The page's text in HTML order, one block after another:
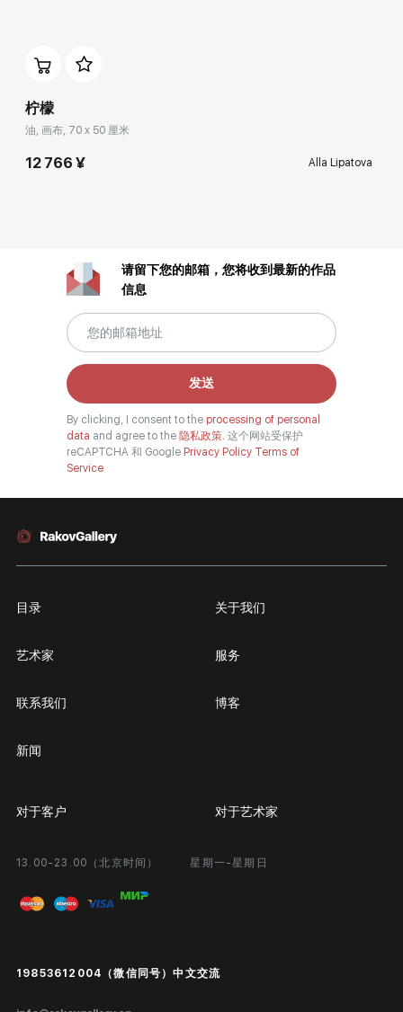
柠檬
油, 画布, 70 x 50 厘米
12 766 ¥ Alla Lipatova
请留下您的邮箱，您将收到最新的作品
信息
发送
By clicking, I consent to the processing of personal
data and agree to the 隐私政策. 这个网站受保护
reCAPTCHA 和 Google Privacy Policy Terms of
Service
13.00-23.00（北京时间） 星期一-星期日
19853612004（微信同号）中文交流
目录
艺术家
联系我们
新闻
关于我们
服务
博客
对于客户
个人专区
问题和回答问题
Public offer
对于艺术家
合作
画廊展览